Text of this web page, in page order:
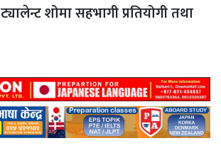
शोमा सहभागी प्रतियोगी तथा